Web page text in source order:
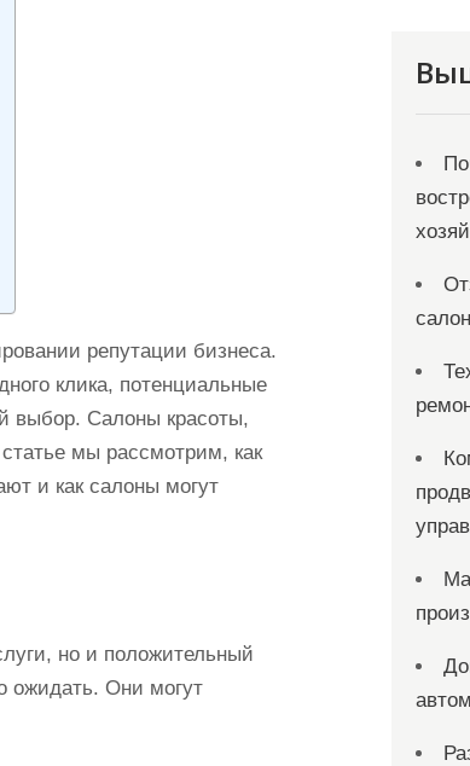
репутации бизнеса.
клика, потенциальные
выбор. Салоны красоты,
мы рассмотрим, как
и как салоны могут
но и положительный
ожидать. Они могут